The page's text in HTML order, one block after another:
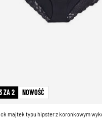
ZA 2 NOWOŚĆ
majtek typu hipster z koronkowym